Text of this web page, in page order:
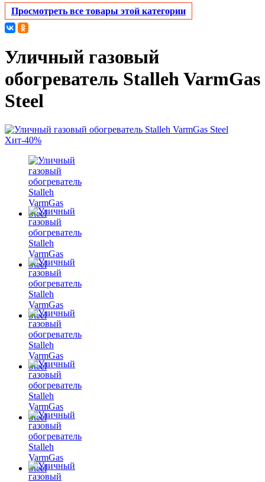
Просмотреть все товары этой категории
Уличный газовый
обогреватель Stalleh VarmGas
Steel
Хит-40%